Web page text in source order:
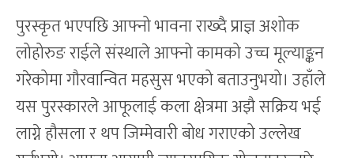
पुरस्कृत भएपछि आफ्नो भावना राख्दै प्राज्ञ अशोक
लोहोरुङ राईले संस्थाले आफ्नो कामको उच्च मूल्याङ्कन
गरेकोमा गौरवान्वित महसुस भएको बताउनुभयो। उहाँले
यस पुरस्कारले आफूलाई कला क्षेत्रमा अझै सक्रिय भई
लाग्ने हौसला र थप जिम्मेवारी बोध गराएको उल्लेख